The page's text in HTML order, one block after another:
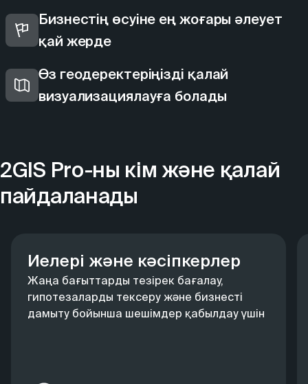
Бизнестің өсуіне ең жоғары әлеует
қай жерде
Өз геодеректеріңізді қалай
визуализациялауға болады
2GIS Pro-ны кім және қалай
пайдаланады
Иелері және кәсіпкерлер
Жаңа бағыттарды тезірек бағалау,
гипотезаларды тексеру және бизнесті
дамыту бойынша шешімдер қабылдау үшін